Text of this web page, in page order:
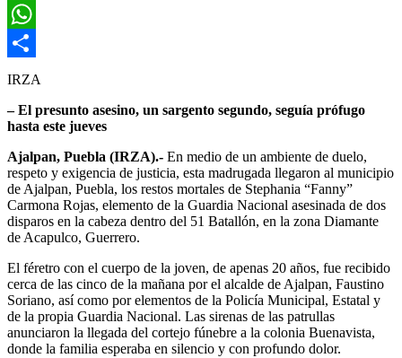
Email
WhatsApp
Compartir
IRZA
– El presunto asesino, un sargento segundo, seguía prófugo
hasta este jueves
Ajalpan, Puebla (IRZA).- En medio de un ambiente de duelo,
respeto y exigencia de justicia, esta madrugada llegaron al municipio
de Ajalpan, Puebla, los restos mortales de Stephania “Fanny”
Carmona Rojas, elemento de la Guardia Nacional asesinada de dos
disparos en la cabeza dentro del 51 Batallón, en la zona Diamante
de Acapulco, Guerrero.
El féretro con el cuerpo de la joven, de apenas 20 años, fue recibido
cerca de las cinco de la mañana por el alcalde de Ajalpan, Faustino
Soriano, así como por elementos de la Policía Municipal, Estatal y
de la propia Guardia Nacional. Las sirenas de las patrullas
anunciaron la llegada del cortejo fúnebre a la colonia Buenavista,
donde la familia esperaba en silencio y con profundo dolor.